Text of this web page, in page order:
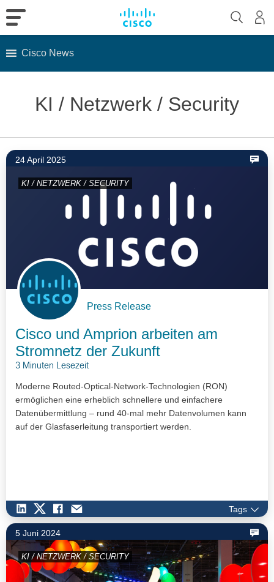
Cisco News
KI / Netzwerk / Security
24 April 2025
KI / NETZWERK / SECURITY
Press Release
Cisco und Amprion arbeiten am
Stromnetz der Zukunft
3 Minuten Lesezeit
Moderne Routed-Optical-Network-Technologien (RON)
ermöglichen eine erheblich schnellere und einfachere
Datenübermittlung – rund 40-mal mehr Datenvolumen kann
auf der Glasfaserleitung transportiert werden.
Tags
5 Juni 2024
KI / NETZWERK / SECURITY